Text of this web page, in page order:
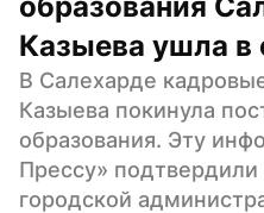
Казыева ушла в
В Салехарде
Казыева покинула
образования. Эту
Прессу»
городской